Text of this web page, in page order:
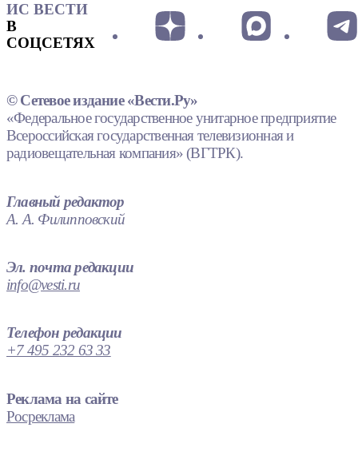
ИС ВЕСТИ
В
СОЦСЕТЯХ
© Сетевое издание «Вести.Ру»
«Федеральное государственное унитарное предприятие
Всероссийская государственная телевизионная и
радиовещательная компания» (ВГТРК).
Главный редактор
А. А. Филипповский
Эл. почта редакции
info@vesti.ru
Телефон редакции
+7 495 232 63 33
Реклама на сайте
Росреклама